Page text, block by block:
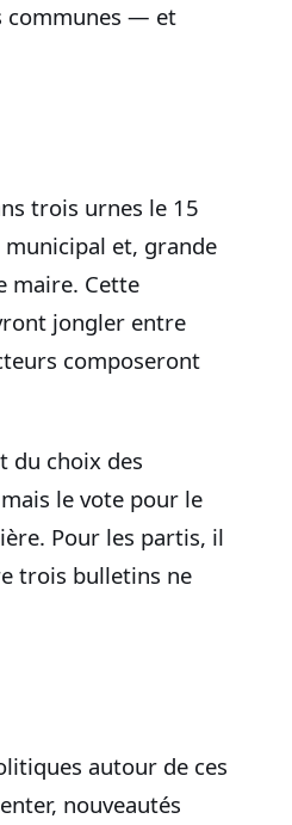
communes — et
trois urnes le 15
et, grande
maire. Cette
jongler entre
composeront
du choix des
le vote pour le
Pour les partis, il
trois bulletins ne
autour de ces
nouveautés